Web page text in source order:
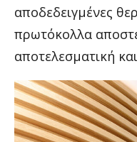
αποδεδειγμένες
πρωτόκολλα
αποτελεσματική